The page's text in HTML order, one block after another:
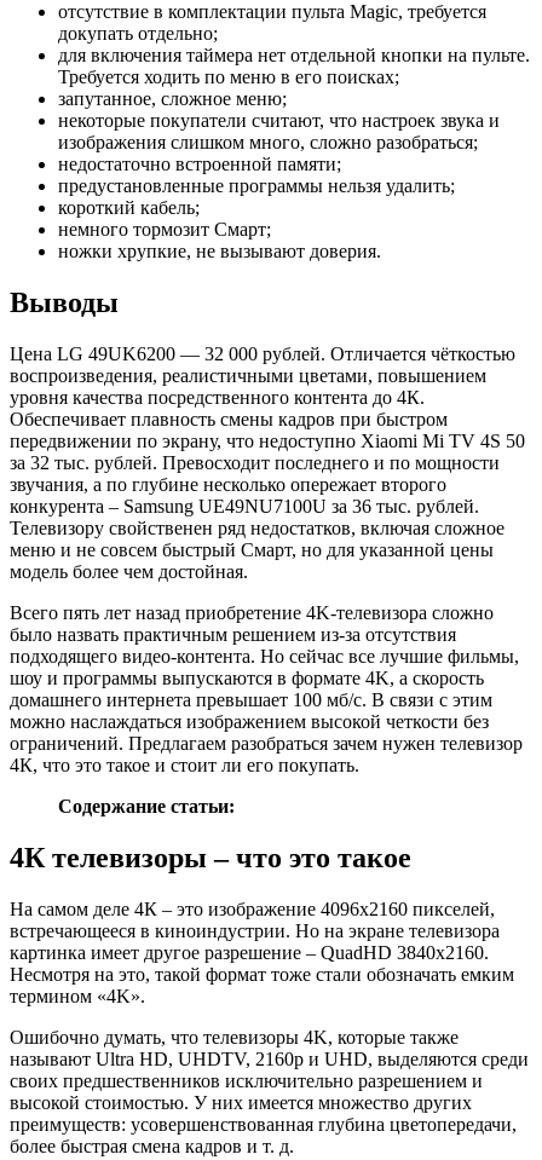
отсутствие в комплектации пульта Magic, требуется
докупать отдельно;
для включения таймера нет отдельной кнопки на пульте.
Требуется ходить по меню в его поисках;
запутанное, сложное меню;
некоторые покупатели считают, что настроек звука и
изображения слишком много, сложно разобраться;
недостаточно встроенной памяти;
предустановленные программы нельзя удалить;
короткий кабель;
немного тормозит Смарт;
ножки хрупкие, не вызывают доверия.
Выводы
Цена LG 49UK6200 — 32 000 рублей. Отличается чёткостью
воспроизведения, реалистичными цветами, повышением
уровня качества посредственного контента до 4К.
Обеспечивает плавность смены кадров при быстром
передвижении по экрану, что недоступно Xiaomi Mi TV 4S 50
за 32 тыс. рублей. Превосходит последнего и по мощности
звучания, а по глубине несколько опережает второго
конкурента – Samsung UE49NU7100U за 36 тыс. рублей.
Телевизору свойственен ряд недостатков, включая сложное
меню и не совсем быстрый Смарт, но для указанной цены
модель более чем достойная.
Всего пять лет назад приобретение 4K-телевизора сложно
было назвать практичным решением из-за отсутствия
подходящего видео-контента. Но сейчас все лучшие фильмы,
шоу и программы выпускаются в формате 4K, а скорость
домашнего интернета превышает 100 мб/c. В связи с этим
можно наслаждаться изображением высокой четкости без
ограничений. Предлагаем разобраться зачем нужен телевизор
4К, что это такое и стоит ли его покупать.
Содержание статьи:
4К телевизоры – что это такое
На самом деле 4К – это изображение 4096х2160 пикселей,
встречающееся в киноиндустрии. Но на экране телевизора
картинка имеет другое разрешение – QuadHD 3840х2160.
Несмотря на это, такой формат тоже стали обозначать емким
термином «4K».
Ошибочно думать, что телевизоры 4K, которые также
называют Ultra HD, UHDTV, 2160p и UHD, выделяются среди
своих предшественников исключительно разрешением и
высокой стоимостью. У них имеется множество других
преимуществ: усовершенствованная глубина цветопередачи,
более быстрая смена кадров и т. д.